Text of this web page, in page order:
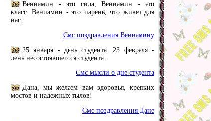
Вениамин - это сила, Вениамин - это
класс. Вениамин - это парень, что живет для
нас.
Смс поздравления Вениамину
25 января - день студента. 23 февраля -
день несостоявшегося студента.
Смс мысли о дне студента
Дана, мы желаем вам здоровья, крепких
мостов и надежных тылов!
Смс поздравления Дане